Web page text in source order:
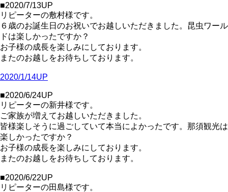
■2020/7/13UP
リピーターの敷村様です。
６歳のお誕生日のお祝いでお越しいただきました。昆虫ワール
ドは楽しかったですか？
お子様の成長を楽しみにしております。
またのお越しをお待ちしております。
2020/1/14UP
■2020/6/24UP
リピーターの新井様です。
ご家族が増えてお越しいただきました。
皆様楽しそうに過ごしていて本当によかったです。那須観光は
楽しかったですか？
お子様の成長を楽しみにしております。
またのお越しをお待ちしております。
■2020/6/22UP
リピーターの田島様です。